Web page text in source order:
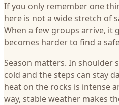
If you only remember one
here is not a wide stretch of
When a few groups arrive, it
becomes harder to find a
Season matters. In shoulder
cold and the steps can stay
heat on the rocks is intense
way, stable weather makes